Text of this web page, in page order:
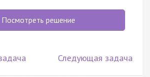
Посмотреть решение
Следующая задача